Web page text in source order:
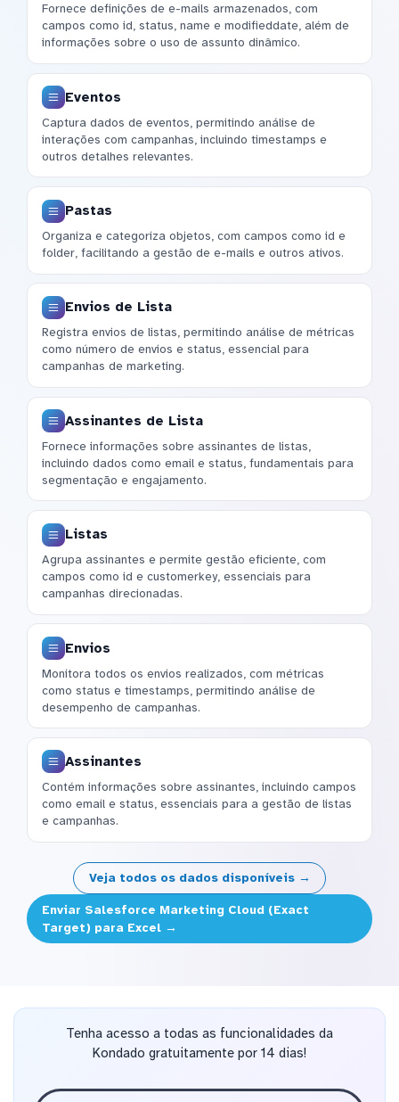
Fornece definições de e-mails armazenados, com
campos como id, status, name e modifieddate, além de
informações sobre o uso de assunto dinâmico.
Eventos
Captura dados de eventos, permitindo análise de
interações com campanhas, incluindo timestamps e
outros detalhes relevantes.
Pastas
Organiza e categoriza objetos, com campos como id e
folder, facilitando a gestão de e-mails e outros ativos.
Envios de Lista
Registra envios de listas, permitindo análise de métricas
como número de envios e status, essencial para
campanhas de marketing.
Assinantes de Lista
Fornece informações sobre assinantes de listas,
incluindo dados como email e status, fundamentais para
segmentação e engajamento.
Listas
Agrupa assinantes e permite gestão eficiente, com
campos como id e customerkey, essenciais para
campanhas direcionadas.
Envios
Monitora todos os envios realizados, com métricas
como status e timestamps, permitindo análise de
desempenho de campanhas.
Assinantes
Contém informações sobre assinantes, incluindo campos
como email e status, essenciais para a gestão de listas
e campanhas.
Veja todos os dados disponíveis →
Enviar Salesforce Marketing Cloud (Exact
Target) para Excel →
Tenha acesso a todas as funcionalidades da
Kondado gratuitamente por 14 dias!